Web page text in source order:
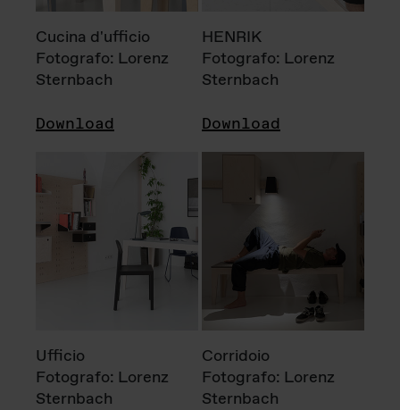
Cucina d'ufficio
Fotografo: Lorenz
Sternbach
Download
HENRIK
Fotografo: Lorenz
Sternbach
Download
Ufficio
Fotografo: Lorenz
Sternbach
Corridoio
Fotografo: Lorenz
Sternbach